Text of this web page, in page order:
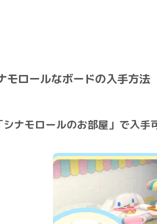
モロールなボードの入手方法
シナモロールのお部屋」で入手